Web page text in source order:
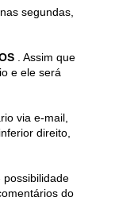
segundas,
. Assim que
e ele será
via e-mail,
direito,
possibilidade
do